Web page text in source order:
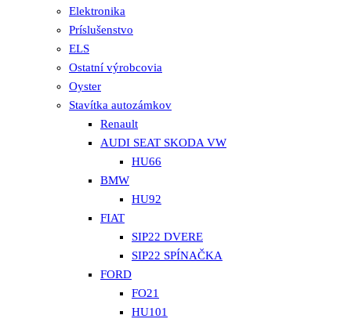
Elektronika
Príslušenstvo
ELS
Ostatní výrobcovia
Oyster
Stavítka autozámkov
Renault
AUDI SEAT SKODA VW
HU66
BMW
HU92
FIAT
SIP22 DVERE
SIP22 SPÍNAČKA
FORD
FO21
HU101